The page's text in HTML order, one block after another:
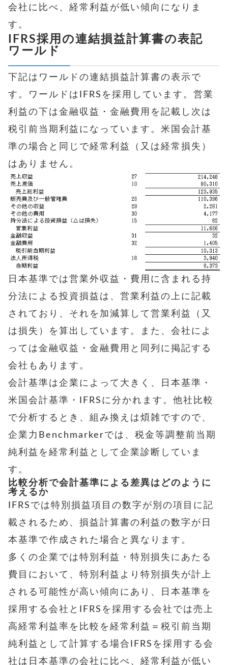
会社に比べ、経常利益が低い傾向になりま
す。
IFRS採用の連結損益計算書の表記
ワールド
下記はワールドの連結損益計算書の表示で
す。ワールドはIFRSを採用しています。営業
利益の下は金融収益・金融費用を記載し次は
税引前当期利益になっています。米国会計基
準の場合と同じで経常利益（又は経常損失）
はありません。
日本基準では営業外収益・費用に含まれる持
分法による投資損益は、営業利益の上に記載
されており、それを加減算して営業利益（又
は損失）を算出しています。また、会社によ
っては金融収益・金融費用と同列に掲記する
会社もあります。
会計基準は企業によって大きく、日本基準・
米国会計基準・IFRSに分かれます。他社比較
で分析するとき、組み換えは煩雑ですので、
企業力Benchmarkerでは、税金等調整前当期
純利益を経常利益として企業診断していま
す。
比較分析で会計基準による差異はどのように
考えるか
IFRSでは特別損益項目の数字が別の項目に記
載されるため、損益計算書の利益の数字が日
本基準で作成された場合と異なります。
多くの企業では特別利益・特別損失にあたる
費目において、特別利益より特別損失が計上
される可能性が高い傾向にあり、
日本基準を
採用する会社とIFRSを採用する会社では売上
高経常利益率を比較を 経常利益＝税引前当期
純利益として計算する場合IFRSを採用する会
社は日本基準の会社に比べ、経常利益が低い